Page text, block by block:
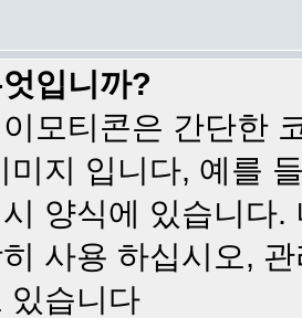
입니까?
모티콘은 간단한
미지 입니다, 예를
양식에 있습니다
사용 하십시오,
있습니다